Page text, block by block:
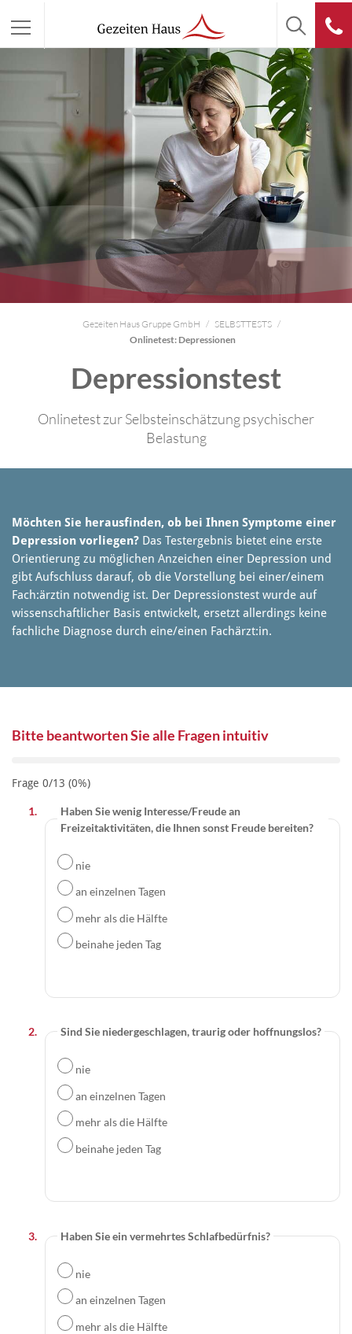
Gezeiten Haus Gruppe GmbH SELBSTTESTS
Onlinetest: Depressionen
Depressionstest
Onlinetest zur Selbsteinschätzung psychischer
Belastung
Möchten Sie herausfinden, ob bei Ihnen Symptome einer
Depression vorliegen? Das Testergebnis bietet eine erste
Orientierung zu möglichen Anzeichen einer Depression und
gibt Aufschluss darauf, ob die Vorstellung bei einer/einem
Fach:ärztin notwendig ist. Der Depressionstest wurde auf
wissenschaftlicher Basis entwickelt, ersetzt allerdings keine
fachliche Diagnose durch eine/einen Fachärzt:in.
Bitte beantworten Sie alle Fragen intuitiv
Frage 0/13 (0%)
Haben Sie wenig Interesse/Freude an
Freizeitaktivitäten, die Ihnen sonst Freude bereiten?
nie
an einzelnen Tagen
mehr als die Hälfte
beinahe jeden Tag
Sind Sie niedergeschlagen, traurig oder hoffnungslos?
nie
an einzelnen Tagen
mehr als die Hälfte
beinahe jeden Tag
Haben Sie ein vermehrtes Schlafbedürfnis?
nie
an einzelnen Tagen
mehr als die Hälfte